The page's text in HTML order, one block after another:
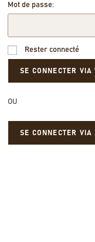
Mot de passe:
Rester connecté
OU
SE CONNECTER VIA